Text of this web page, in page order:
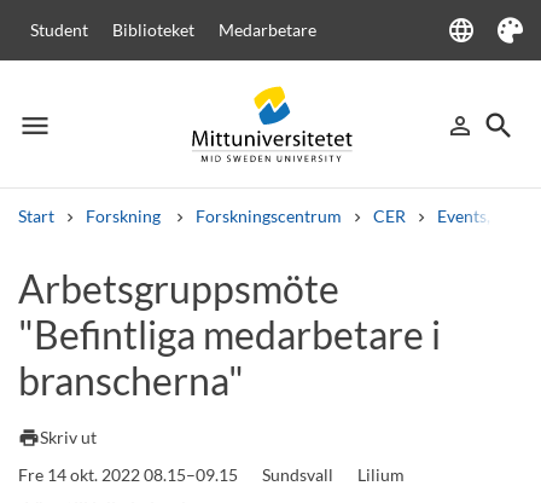
Student Biblioteket Medarbetare language
Language
Tema
menu
Meny person_outline
Logga in
search
Sök
Start Forskning Forskningscentrum CER Events,
Andra söktjänster
Kurser och program Kursplaner VälkomstbrevPersonal
Arbetsgruppsmöte
"Befintliga medarbetare i
branscherna"
printSkriv ut
Fre 14 okt. 2022 08.15–09.15
Sundsvall Lilium